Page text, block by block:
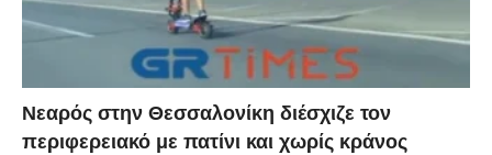
Νεαρός στην Θεσσαλονίκη διέσχιζε τον
περιφερειακό με πατίνι και χωρίς κράνος